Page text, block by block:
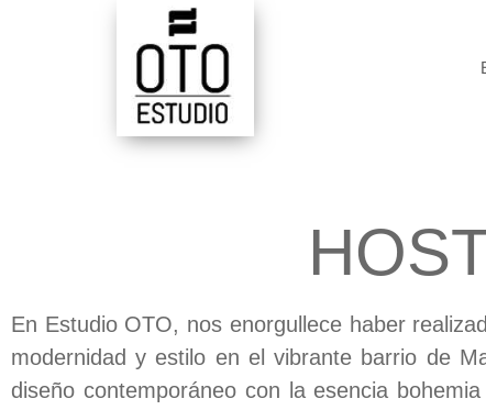
En Estudio OTO, nos enorgullece haber
modernidad y estilo en el vibrante barrio de
diseño contemporáneo con la esencia